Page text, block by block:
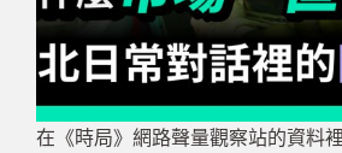
在《時局》網路聲量觀察站的資料